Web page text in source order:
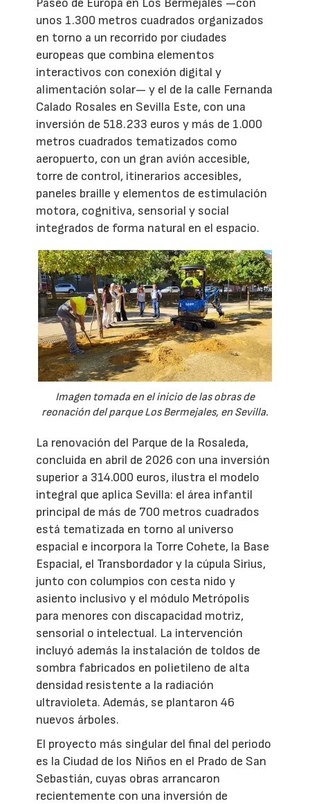
unos 1.300 metros cuadrados organizados
en torno a un recorrido por ciudades
europeas que combina elementos
interactivos con conexión digital y
alimentación solar— y el de la calle Fernanda
Calado Rosales en Sevilla Este, con una
inversión de 518.233 euros y más de 1.000
metros cuadrados tematizados como
aeropuerto, con un gran avión accesible,
torre de control, itinerarios accesibles,
paneles braille y elementos de estimulación
motora, cognitiva, sensorial y social
integrados de forma natural en el espacio.
Imagen tomada en el inicio de las obras de
reonación del parque Los Bermejales, en Sevilla.
La renovación del Parque de la Rosaleda,
concluida en abril de 2026 con una inversión
superior a 314.000 euros, ilustra el modelo
integral que aplica Sevilla: el área infantil
principal de más de 700 metros cuadrados
está tematizada en torno al universo
espacial e incorpora la Torre Cohete, la Base
Espacial, el Transbordador y la cúpula Sirius,
junto con columpios con cesta nido y
asiento inclusivo y el módulo Metrópolis
para menores con discapacidad motriz,
sensorial o intelectual. La intervención
incluyó además la instalación de toldos de
sombra fabricados en polietileno de alta
densidad resistente a la radiación
ultravioleta. Además, se plantaron 46
nuevos árboles.
El proyecto más singular del final del periodo
es la Ciudad de los Niños en el Prado de San
Sebastián, cuyas obras arrancaron
recientemente con una inversión de